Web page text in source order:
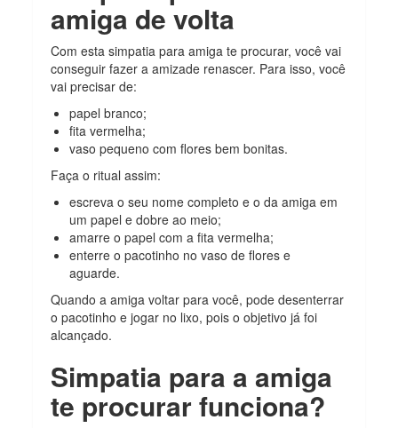
amiga de volta
Com esta simpatia para amiga te procurar, você vai
conseguir fazer a amizade renascer. Para isso, você
vai precisar de:
papel branco;
fita vermelha;
vaso pequeno com flores bem bonitas.
Faça o ritual assim:
escreva o seu nome completo e o da amiga em
um papel e dobre ao meio;
amarre o papel com a fita vermelha;
enterre o pacotinho no vaso de flores e
aguarde.
Quando a amiga voltar para você, pode desenterrar
o pacotinho e jogar no lixo, pois o objetivo já foi
alcançado.
Simpatia para a amiga
te procurar funciona?